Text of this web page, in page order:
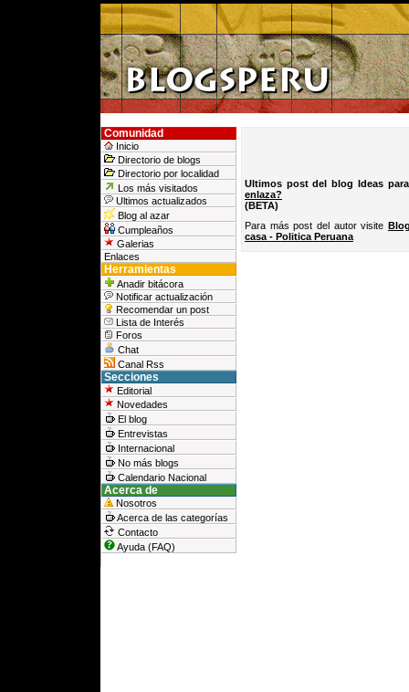
Comunidad
Inicio
Directorio de blogs
Directorio por localidad
Los más visitados
Ultimos actualizados
Blog al azar
Cumpleaños
Galerias
Enlaces
Herramientas
Anadir bitácora
Notificar actualización
Recomendar un post
Lista de Interés
Foros
Chat
Canal Rss
Secciones
Editorial
Novedades
El blog
Entrevistas
Internacional
No más blogs
Calendario Nacional
Acerca de
Nosotros
Acerca de las categorías
Contacto
Ayuda (FAQ)
Ultimos post del blog Ideas
enlaza?
(BETA)
Para más post del autor visite
casa - Politica Peruana